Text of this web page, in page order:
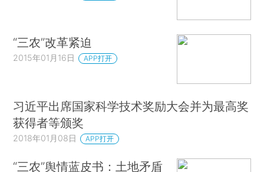
“三农”改革紧迫
2015年01月16日 APP打开
习近平出席国家科学技术奖励大会并为最高奖
获得者等颁奖
2018年01月08日 APP打开
“三农”舆情蓝皮书：土地矛盾